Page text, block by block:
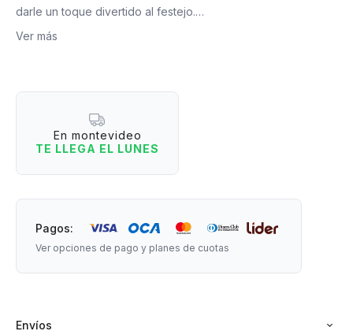
darle un toque divertido al festejo.
Medidas: 75 cm de largo.
Ver más
En montevideo
TE LLEGA EL LUNES
Pagos:
Ver opciones de pago y planes de cuotas
Envíos